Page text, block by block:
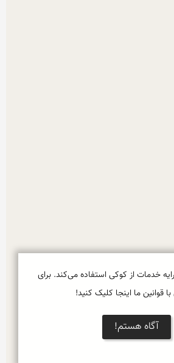
خدمات از کوکی استفاده می‌کند. برای
قوانین ما اینجا کلیک کنید!
آگاه هستم!